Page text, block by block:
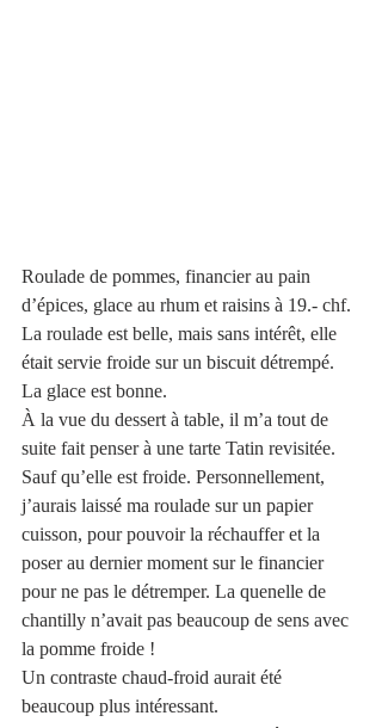
Roulade de pommes, financier au pain
d’épices, glace au rhum et raisins à 19.- chf.
La roulade est belle, mais sans intérêt, elle
était servie froide sur un biscuit détrempé.
La glace est bonne.
À la vue du dessert à table, il m’a tout de
suite fait penser à une tarte Tatin revisitée.
Sauf qu’elle est froide. Personnellement,
j’aurais laissé ma roulade sur un papier
cuisson, pour pouvoir la réchauffer et la
poser au dernier moment sur le financier
pour ne pas le détremper. La quenelle de
chantilly n’avait pas beaucoup de sens avec
la pomme froide !
Un contraste chaud-froid aurait été
beaucoup plus intéressant.